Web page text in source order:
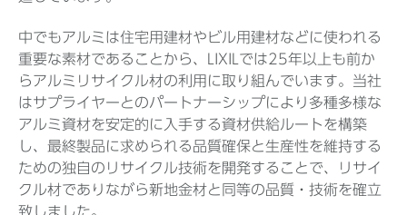
中でもアルミは住宅用建材やビル用建材などに使われる
重要な素材であることから、LIXILでは25年以上も前か
らアルミリサイクル材の利用に取り組んでいます。当社
はサプライヤーとのパートナーシップにより多種多様な
アルミ資材を安定的に入手する資材供給ルートを構築
し、最終製品に求められる品質確保と生産性を維持する
ための独自のリサイクル技術を開発することで、リサイ
クル材でありながら新地金材と同等の品質・技術を確立
致しました。